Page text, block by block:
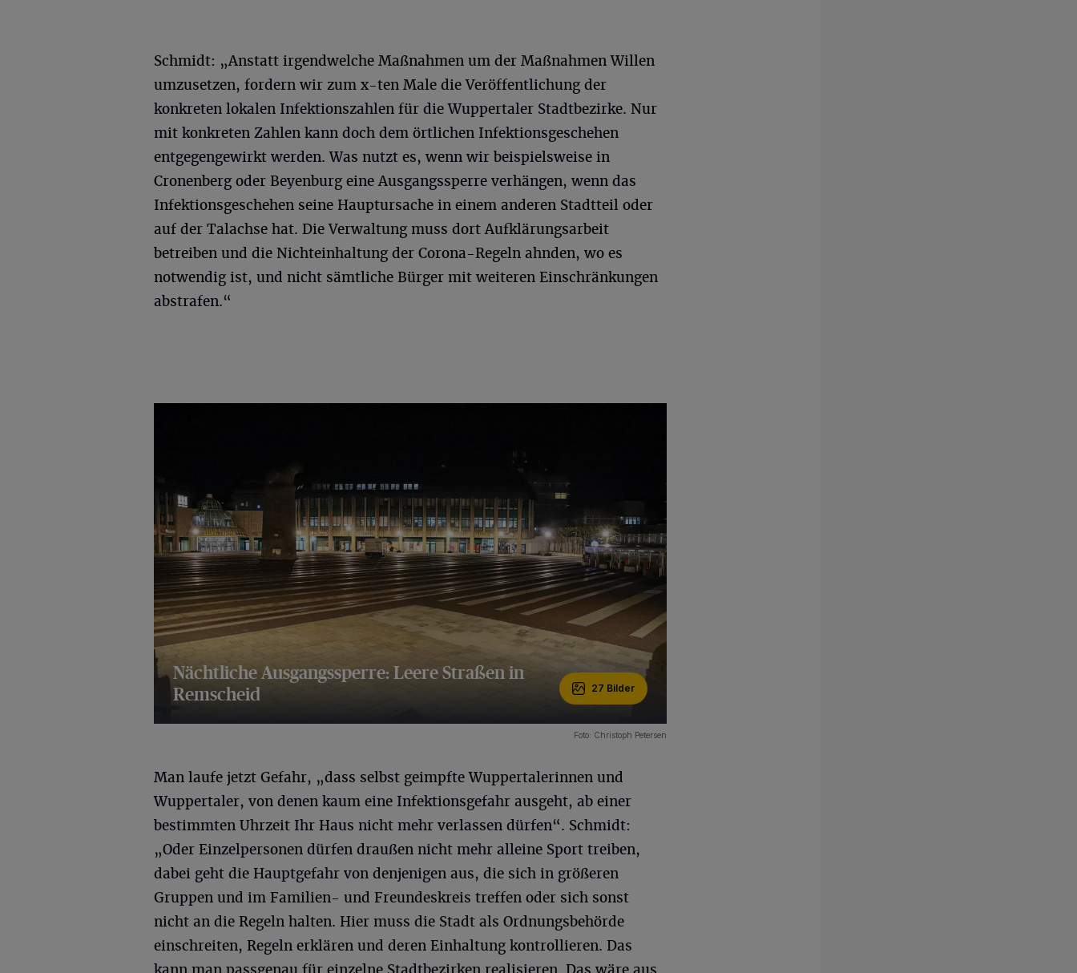
Schmidt: „Anstatt irgendwelche Maßnahmen um der Maßnahmen Willen
umzusetzen, fordern wir zum x-ten Male die Veröffentlichung der
konkreten lokalen Infektionszahlen für die Wuppertaler Stadtbezirke. Nur
mit konkreten Zahlen kann doch dem örtlichen Infektionsgeschehen
entgegengewirkt werden. Was nutzt es, wenn wir beispielsweise in
Cronenberg oder Beyenburg eine Ausgangssperre verhängen, wenn das
Infektionsgeschehen seine Hauptursache in einem anderen Stadtteil oder
auf der Talachse hat. Die Verwaltung muss dort Aufklärungsarbeit
betreiben und die Nichteinhaltung der Corona-Regeln ahnden, wo es
notwendig ist, und nicht sämtliche Bürger mit weiteren Einschränkungen
abstrafen.“
Nächtliche Ausgangssperre: Leere Straßen in
Remscheid
27 Bilder
Foto: Christoph Petersen
Man laufe jetzt Gefahr, „dass selbst geimpfte Wuppertalerinnen und
Wuppertaler, von denen kaum eine Infektionsgefahr ausgeht, ab einer
bestimmten Uhrzeit Ihr Haus nicht mehr verlassen dürfen“. Schmidt:
„Oder Einzelpersonen dürfen draußen nicht mehr alleine Sport treiben,
dabei geht die Hauptgefahr von denjenigen aus, die sich in größeren
Gruppen und im Familien- und Freundeskreis treffen oder sich sonst
nicht an die Regeln halten. Hier muss die Stadt als Ordnungsbehörde
einschreiten, Regeln erklären und deren Einhaltung kontrollieren. Das